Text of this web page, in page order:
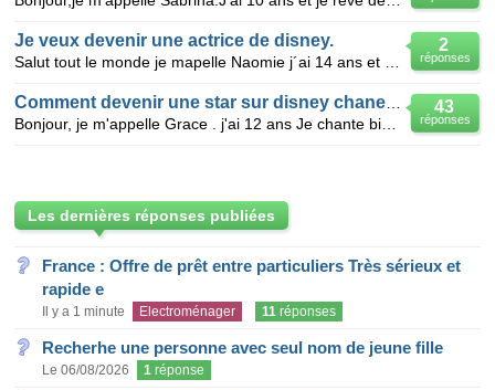
2
réponses
Je veux devenir une actrice de disney.
43
réponses
Les dernières réponses publiées
France : Offre de prêt entre particuliers Très sérieux et
rapide e
Il y a 1 minute Electroménager 11 réponses
Recherhe une personne avec seul nom de jeune fille
Le 06/08/2026 1 réponse